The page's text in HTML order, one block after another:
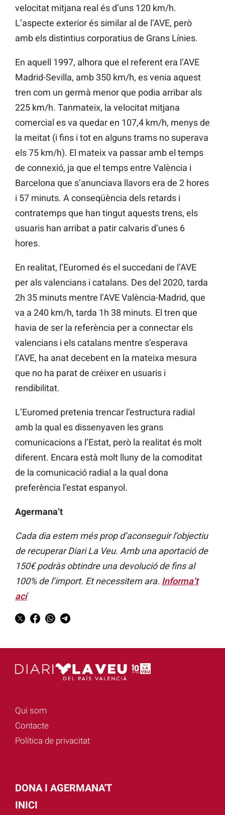
velocitat mitjana real és d’uns 120 km/h.
L’aspecte exterior és similar al de l’AVE, però
amb els distintius corporatius de Grans Línies.
En aquell 1997, alhora que el referent era l’AVE
Madrid-Sevilla, amb 350 km/h, es venia aquest
tren com un germà menor que podia arribar als
225 km/h. Tanmateix, la velocitat mitjana
comercial es va quedar en 107,4 km/h, menys de
la meitat (i fins i tot en alguns trams no superava
els 75 km/h). El mateix va passar amb el temps
de connexió, ja que el temps entre València i
Barcelona que s’anunciava llavors era de 2 hores
i 57 minuts. A conseqüència dels retards i
contratemps que han tingut aquests trens, els
usuaris han arribat a patir calvaris d’unes 6
hores.
En realitat, l’Euromed és el succedani de l’AVE
per als valencians i catalans. Des del 2020, tarda
2h 35 minuts mentre l’AVE València-Madrid, que
va a 240 km/h, tarda 1h 38 minuts. El tren que
havia de ser la referència per a connectar els
valencians i els catalans mentre s’esperava
l’AVE, ha anat decebent en la mateixa mesura
que no ha parat de créixer en usuaris i
rendibilitat.
L’Euromed pretenia trencar l’estructura radial
amb la qual es dissenyaven les grans
comunicacions a l’Estat, però la realitat és molt
diferent. Encara està molt lluny de la comoditat
de la comunicació radial a la qual dona
preferència l’estat espanyol.
Agermana’t
Cada dia estem més prop d’aconseguir l’objectiu
de recuperar Diari La Veu. Amb una aportació de
150€ podràs obtindre una devolució de fins al
100% de l’import. Et necessitem ara. Informa’t
ací
Qui som
Contacte
Política de privacitat
DONA I AGERMANA'T
INICI